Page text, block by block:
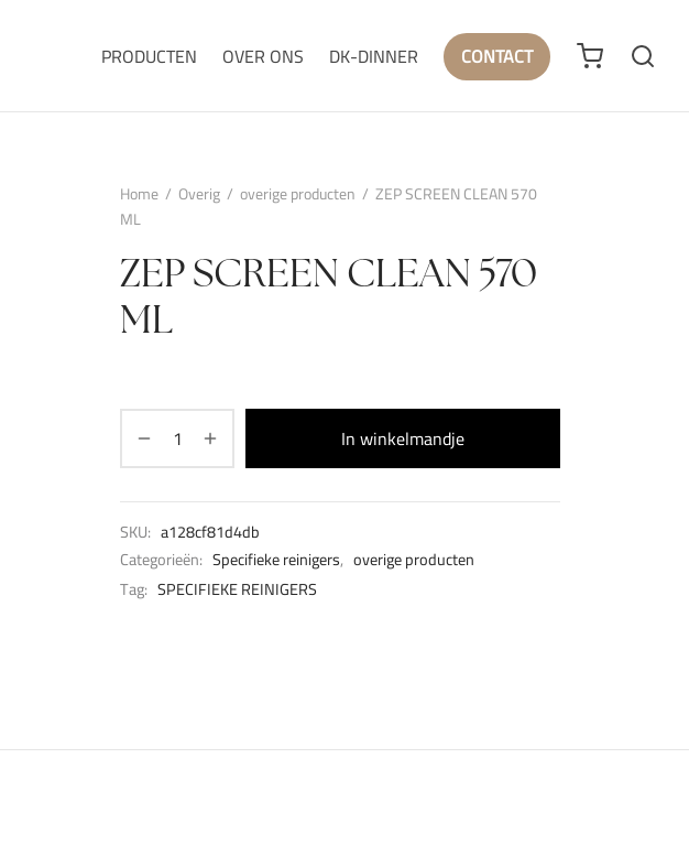
PRODUCTEN OVER ONS DK-DINNER CONTACT
Home / Overig / overige producten / ZEP SCREEN CLEAN 570
ML
ZEP SCREEN CLEAN 570
ML
In winkelmandje
SKU: a128cf81d4db
Categorieën: Specifieke reinigers, overige producten
Tag: SPECIFIEKE REINIGERS